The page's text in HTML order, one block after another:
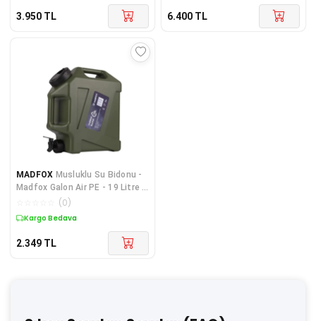
3.950 TL 6.400 TL
MADFOX Musluklu Su Bidonu -
Madfox Galon Air PE - 19 Litre -
Yeşil - 547311
(0)
Kargo Bedava
2.349 TL